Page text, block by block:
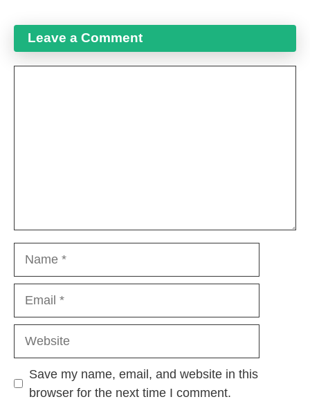
Leave a Comment
Save my name, email, and website in this
browser for the next time I comment.